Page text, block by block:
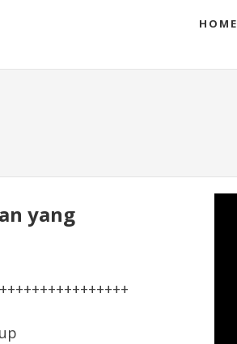
HOME
yang